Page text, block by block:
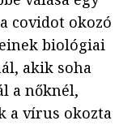
covidot okozó
biológiai
akik soha
a nőknél,
a vírus okozta